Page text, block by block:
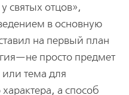
святых отцов»,
в основную
на первый план
просто предмет
или тема для
а способ